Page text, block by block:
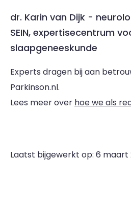
dr. Karin van Dijk -
SEIN, expertisecentrum
slaapgeneeskunde
Experts dragen bij aan
Parkinson.nl.
Lees meer over hoe we als
Laatst bijgewerkt op: 6 maart